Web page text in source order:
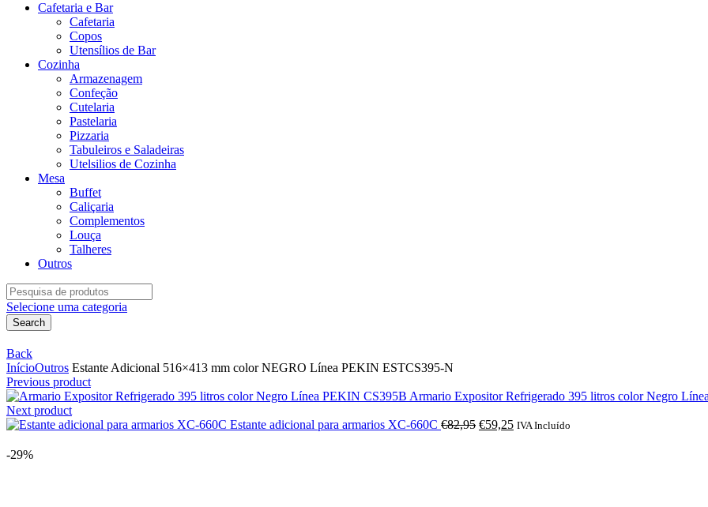
Cafetaria e Bar
Cafetaria
Copos
Utensílios de Bar
Cozinha
Armazenagem
Confeção
Cutelaria
Pastelaria
Pizzaria
Tabuleiros e Saladeiras
Utelsilios de Cozinha
Mesa
Buffet
Caliçaria
Complementos
Louça
Talheres
Outros
Search
for:
Selecione uma categoria
Search
Back
InícioOutros Estante Adicional 516×413 mm color NEGRO Línea PEKIN ESTCS395-N
Previous product
Armario Expositor Refrigerado 395 litros color Negro
Next product
Estante adicional para armarios XC-660C €82,95 O
€59,25OIVA Incluído
-29%